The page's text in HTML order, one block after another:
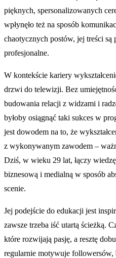
pięknych, spersonalizowanych
wpłynęło też na sposób
chaotycznych postów, jej treści są
profesjonalne.
W kontekście kariery
drzwi do telewizji. Bez
budowania relacji z widzami i
byłoby osiągnąć taki sukces w
jest dowodem na to, że
z wykonywanym zawodem –
Dziś, w wieku 29 lat, łączy
biznesową i medialną w sposób
scenie.
Jej podejście do edukacji jest
zawsze trzeba iść utartą ścieżką.
które rozwijają pasję, a resztę
regularnie motywuje